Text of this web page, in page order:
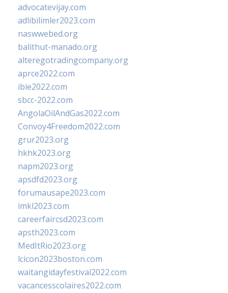
advocatevijay.com
adlibilimler2023.com
naswwebed.org
balithut-manado.org
alteregotradingcompany.org
aprce2022.com
ibie2022.com
sbcc-2022.com
AngolaOilAndGas2022.com
Convoy4Freedom2022.com
grur2023.org
hkhk2023.org
napm2023.org
apsdfd2023.org
forumausape2023.com
imkl2023.com
careerfaircsd2023.com
apsth2023.com
MedItRio2023.org
lcicon2023boston.com
waitangidayfestival2022.com
vacancesscolaires2022.com